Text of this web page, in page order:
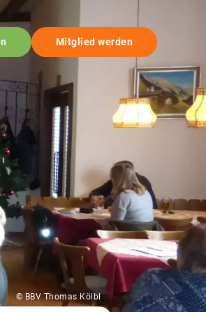
Mitglied werden
© BBV Thomas Kölbl